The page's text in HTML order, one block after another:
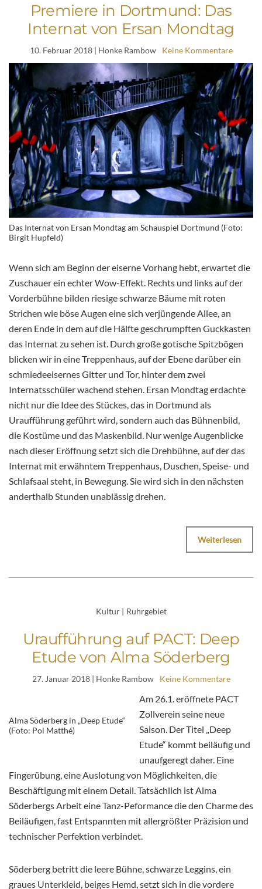
Premiere in Dortmund: Das
Internat von Ersan Mondtag
10. Februar 2018| Honke Rambow Keine Kommentare
Das Internat von Ersan Mondtag am Schauspiel Dortmund (Foto:
Birgit Hupfeld)
Wenn sich am Beginn der eiserne Vorhang hebt, erwartet die
Zuschauer ein echter Wow-Effekt. Rechts und links auf der
Vorderbühne bilden riesige schwarze Bäume mit roten
Strichen wie böse Augen eine sich verjüngende Allee, an
deren Ende in dem auf die Hälfte geschrumpften Guckkasten
das Internat zu sehen ist. Durch große gotische Spitzbögen
blicken wir in eine Treppenhaus, auf der Ebene darüber ein
schmiedeeisernes Gitter und Tor, hinter dem zwei
Internatsschüler wachend stehen. Ersan Mondtag erdachte
nicht nur die Idee des Stückes, das in Dortmund als
Uraufführung geführt wird, sondern auch das Bühnenbild,
die Kostüme und das Maskenbild. Nur wenige Augenblicke
nach dieser Eröffnung setzt sich die Drehbühne, auf der das
Internat mit erwähntem Treppenhaus, Duschen, Speise- und
Schlafsaal steht, in Bewegung. Sie wird sich in den nächsten
anderthalb Stunden unablässig drehen.
Weiterlesen
Kultur | Ruhrgebiet
Uraufführung auf PACT: Deep
Etude von Alma Söderberg
27. Januar 2018| Honke Rambow Keine Kommentare
Alma Söderberg in „Deep Etude“
(Foto: Pol Matthé)
Am 26.1. eröffnete PACT
Zollverein seine neue
Saison. Der Titel „Deep
Etude“ kommt beiläufig und
unaufgeregt daher. Eine
Fingerübung, eine Auslotung von Möglichkeiten, die
Beschäftigung mit einem Detail. Tatsächlich ist Alma
Söderbergs Arbeit eine Tanz-Peformance die den Charme des
Beiläufigen, fast Entspannten mit allergrößter Präzision und
technischer Perfektion verbindet.
Söderberg betritt die leere Bühne, schwarze Leggins, ein
graues Unterkleid, beiges Hemd, setzt sich in die vordere